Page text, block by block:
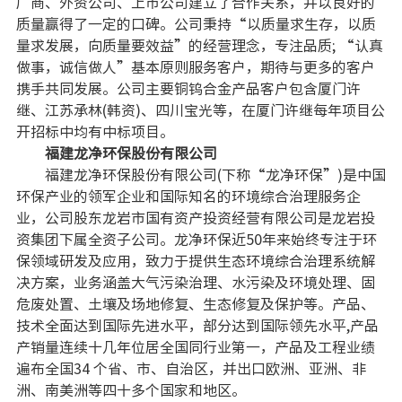
质量赢得了一定的口碑。公司秉持“以质量求生存，以质
量求发展，向质量要效益”的经营理念，专注品质; “认真
做事，诚信做人”基本原则服务客户，期待与更多的客户
携手共同发展。公司主要铜钨合金产品客户包含厦门许
继、江苏承林(韩资)、四川宝光等，在厦门许继每年项目公
开招标中均有中标项目。
福建龙净环保股份有限公司
福建龙净环保股份有限公司(下称“龙净环保”)是中国
环保产业的领军企业和国际知名的环境综合治理服务企
业，公司股东龙岩市国有资产投资经营有限公司是龙岩投
资集团下属全资子公司。龙净环保近50年来始终专注于环
保领域研发及应用，致力于提供生态环境综合治理系统解
决方案，业务涵盖大气污染治理、水污染及环境处理、固
危废处置、土壤及场地修复、生态修复及保护等。产品、
技术全面达到国际先进水平，部分达到国际领先水平,产品
产销量连续十几年位居全国同行业第一，产品及工程业绩
遍布全国34 个省、市、自治区，并出口欧洲、亚洲、非
洲、南美洲等四十多个国家和地区。